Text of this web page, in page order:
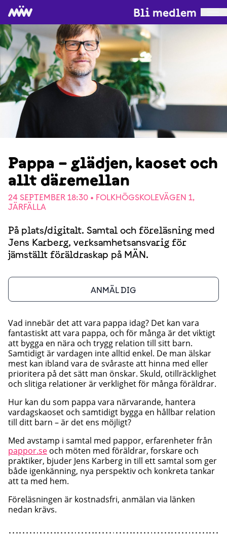
Bli medlem
Pappa – glädjen, kaoset och
allt däremellan
24 SEPTEMBER 18:30 • FOLKHÖGSKOLEVÄGEN 1,
JÄRFÄLLA
På plats/digitalt. Samtal och föreläsning med
Jens Karberg, verksamhetsansvarig för
jämställt föräldraskap på MÄN.
ANMÄL DIG
Vad innebär det att vara pappa idag? Det kan vara
fantastiskt att vara pappa, och för många är det viktigt
att bygga en nära och trygg relation till sitt barn.
Samtidigt är vardagen inte alltid enkel. De man älskar
mest kan ibland vara de svåraste att hinna med eller
prioritera på det sätt man önskar. Skuld, otillräcklighet
och slitiga relationer är verklighet för många föräldrar.
Hur kan du som pappa vara närvarande, hantera
vardagskaoset och samtidigt bygga en hållbar relation
till ditt barn – är det ens möjligt?
Med avstamp i samtal med pappor, erfarenheter från
pappor.se och möten med föräldrar, forskare och
praktiker, bjuder Jens Karberg in till ett samtal som ger
både igenkänning, nya perspektiv och konkreta tankar
att ta med hem.
Föreläsningen är kostnadsfri, anmälan via länken
nedan krävs.